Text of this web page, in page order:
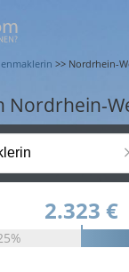
>> Nordrhein-
Nordrhein-
2.323 €